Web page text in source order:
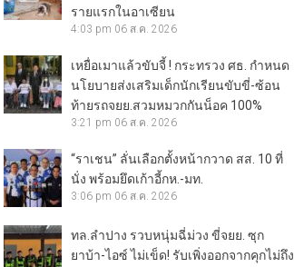
รายแรกในอาเซียน
4:03 pm 06 ส.ค. 2026
เหยื่อเมาแล้วขับจี้ ! กระทรวง ศธ. กำหนด
นโยบายส่งเสริมเด็กนักเรียนขับขี่-ซ้อน
ท้ายรถจยย.สวมหมวกกันน็อค 100%
3:21 pm 06 ส.ค. 2026
“ราเชน” ลั่นเลือกตั้งหน้ากวาด สส. 10 ที่
นั่ง พร้อมยึดเก้าอี้กห.-มท.
3:06 pm 06 ส.ค. 2026
ทล.ลำปาง รวบหนุ่มฉี่ม่วง ขี่จยย. ซุก
ยาบ้า-ไอซ์ ไม่เข็ด! รับเพิ่งออกจากคุกไม่ถึง